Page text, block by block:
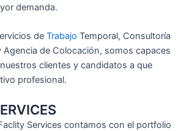
demanda.
de Trabajo Temporal, Consultoría
Agencia de Colocación, somos capaces
clientes y candidatos a que
profesional.
Services contamos con el portfolio